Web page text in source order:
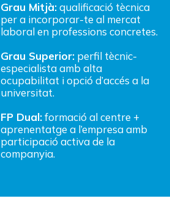
Grau Mitjà:qualificació tècnica
per a incorporar-te al mercat
laboral en professions concretes.
Grau Superior: perfil tècnic-
especialista amb alta
ocupabilitat i opció d’accés a la
universitat.
FP Dual:formació al centre +
aprenentatge a l’empresa amb
participació activa de la
companyia.